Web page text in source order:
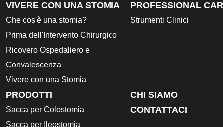
VIVERE CON UNA STOMIA
Che cos'è una stomia?
Prima dell'Intervento Chirurgico
Ricovero Ospedaliero e
Convalescenza
Vivere con una Stomia
PROFESSIONAL
Strumenti Clinici
PRODOTTI
Sacca per Colostomia
Sacca per Ileostomia
CHI SIAMO
CONTATTACI